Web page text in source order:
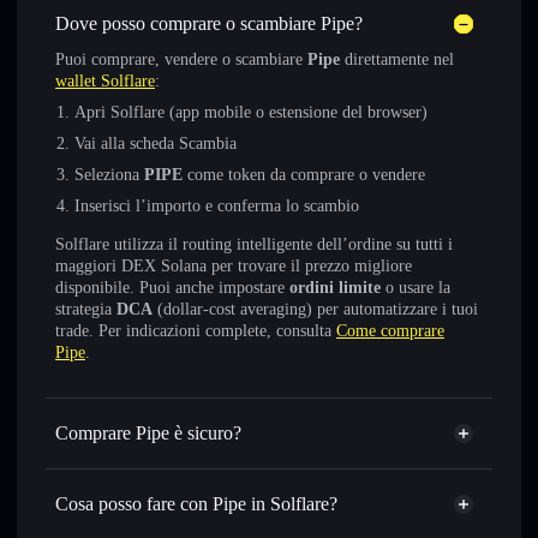
Dove posso comprare o scambiare Pipe?
Puoi comprare, vendere o scambiare Pipe direttamente nel
wallet Solflare:
Apri Solflare (app mobile o estensione del browser)
Vai alla scheda Scambia
Seleziona PIPE come token da comprare o vendere
Inserisci l’importo e conferma lo scambio
Solflare utilizza il routing intelligente dell’ordine su tutti i
maggiori DEX Solana per trovare il prezzo migliore
disponibile. Puoi anche impostare ordini limite o usare la
strategia DCA (dollar-cost averaging) per automatizzare i tuoi
trade. Per indicazioni complete, consulta Come comprare
Pipe.
Comprare Pipe è sicuro?
Pipe token verificato
Cosa posso fare con Pipe in Solflare?